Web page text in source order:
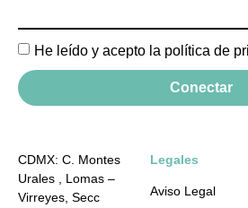
He leído y acepto la política de
Conectar
CDMX: C. Montes
Urales , Lomas –
Virreyes, Secc
Legales
Aviso Legal